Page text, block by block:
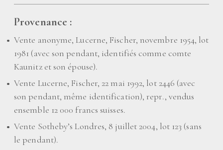
Provenance :
Vente anonyme, Lucerne, Fischer, novembre 1954, lot
1981 (avec son pendant, identifiés comme comte
Kaunitz et son épouse).
Vente Lucerne, Fischer, 22 mai 1992, lot 2446 (avec
son pendant, même identification), repr., vendus
ensemble 12 000 francs suisses.
Vente Sotheby’s Londres, 8 juillet 2004, lot 123 (sans
le pendant).